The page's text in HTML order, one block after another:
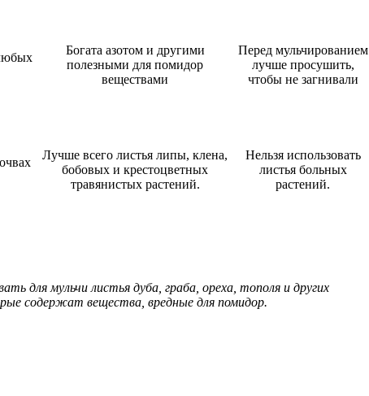
Богата азотом и другими
полезными для помидор
веществами
Перед мульчированием
лучше просушить,
чтобы не загнивали
Лучше всего листья липы, клена,
бобовых и крестоцветных
травянистых растений.
Нельзя использовать
листья больных
растений.
для мульчи листья дуба, граба, ореха, тополя и других
содержат вещества, вредные для помидор.